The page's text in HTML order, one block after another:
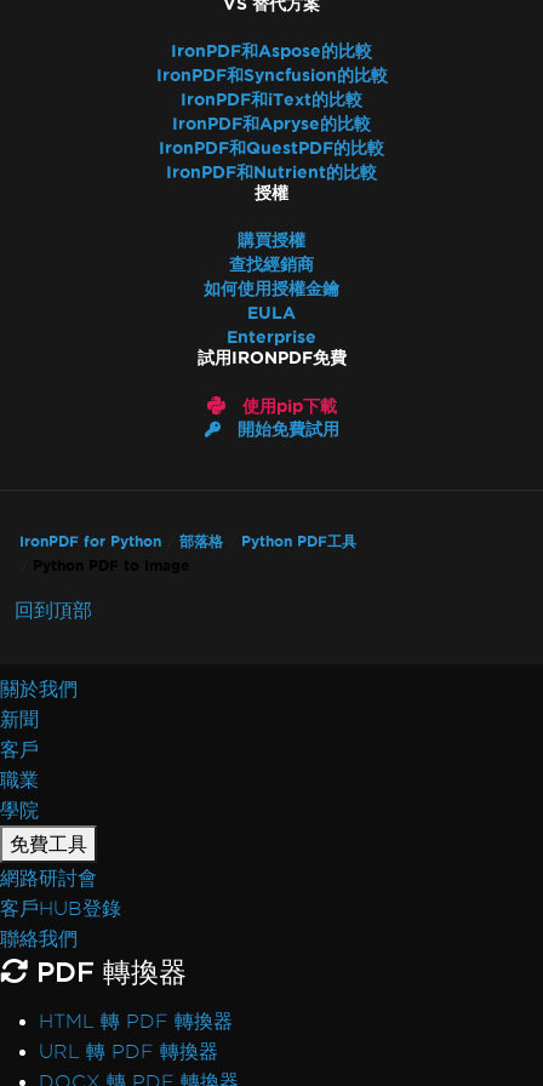
VS 替代方案
IronPDF和Aspose的比較
IronPDF和Syncfusion的比較
IronPDF和iText的比較
IronPDF和Apryse的比較
IronPDF和QuestPDF的比較
IronPDF和Nutrient的比較
授權
購買授權
查找經銷商
如何使用授權金鑰
EULA
Enterprise
試用IRONPDF免費
使用pip下載
開始免費試用
IronPDF for Python 部落格
Python PDF工具
Python PDF to Image
回到頂部
關於我們
新聞
客戶
職業
學院
免費工具
網路研討會
客戶HUB登錄
聯絡我們
PDF 轉換器
HTML 轉 PDF 轉換器
URL 轉 PDF 轉換器
DOCX 轉 PDF 轉換器